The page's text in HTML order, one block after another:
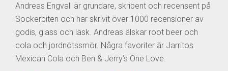
Andreas Engvall är grundare, skribent och recensent på
Sockerbiten och har skrivit över 1000 recensioner av
godis, glass och läsk. Andreas älskar root beer och
cola och jordnötssmör. Några favoriter är Jarritos
Mexican Cola och Ben & Jerry's One Love.